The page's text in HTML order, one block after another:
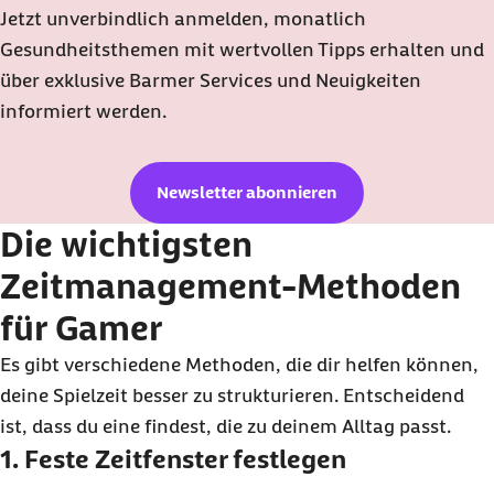
Jetzt unverbindlich anmelden, monatlich
Gesundheitsthemen mit wertvollen Tipps erhalten und
über exklusive Barmer Services und Neuigkeiten
informiert werden.
Newsletter abonnieren
Die wichtigsten
Zeitmanagement-Methoden
für Gamer
Es gibt verschiedene Methoden, die dir helfen können,
deine Spielzeit besser zu strukturieren. Entscheidend
ist, dass du eine findest, die zu deinem Alltag passt.
1. Feste Zeitfenster festlegen